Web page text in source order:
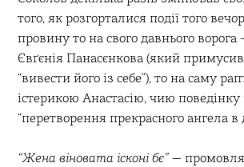
того, як розгорталися події того
провину то на свого давнього ворога
Євґєнія Панасєнкова (який
“вивести його із себе”), то на саму
істерикою Анастасію, чию поведінку
“перетворення прекрасного ангела в
“Жена віновата ісконі бє”—